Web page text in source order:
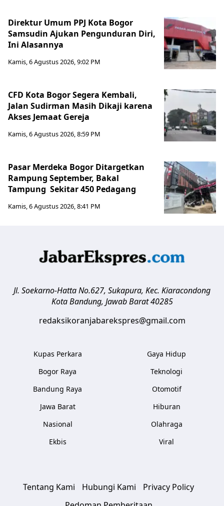
Direktur Umum PPJ Kota Bogor
Samsudin Ajukan Pengunduran Diri,
Ini Alasannya
Kamis, 6 Agustus 2026, 9:02 PM
CFD Kota Bogor Segera Kembali,
Jalan Sudirman Masih Dikaji karena
Akses Jemaat Gereja
Kamis, 6 Agustus 2026, 8:59 PM
Pasar Merdeka Bogor Ditargetkan
Rampung September, Bakal
Tampung Sekitar 450 Pedagang
Kamis, 6 Agustus 2026, 8:41 PM
Jl. Soekarno-Hatta No.627, Sukapura, Kec. Kiaracondong
Kota Bandung, Jawab Barat 40285
redaksikoranjabarekspres@gmail.com
Kupas Perkara
Bogor Raya
Bandung Raya
Jawa Barat
Nasional
Ekbis
Gaya Hidup
Teknologi
Otomotif
Hiburan
Olahraga
Viral
Tentang Kami Hubungi Kami
Privacy Policy